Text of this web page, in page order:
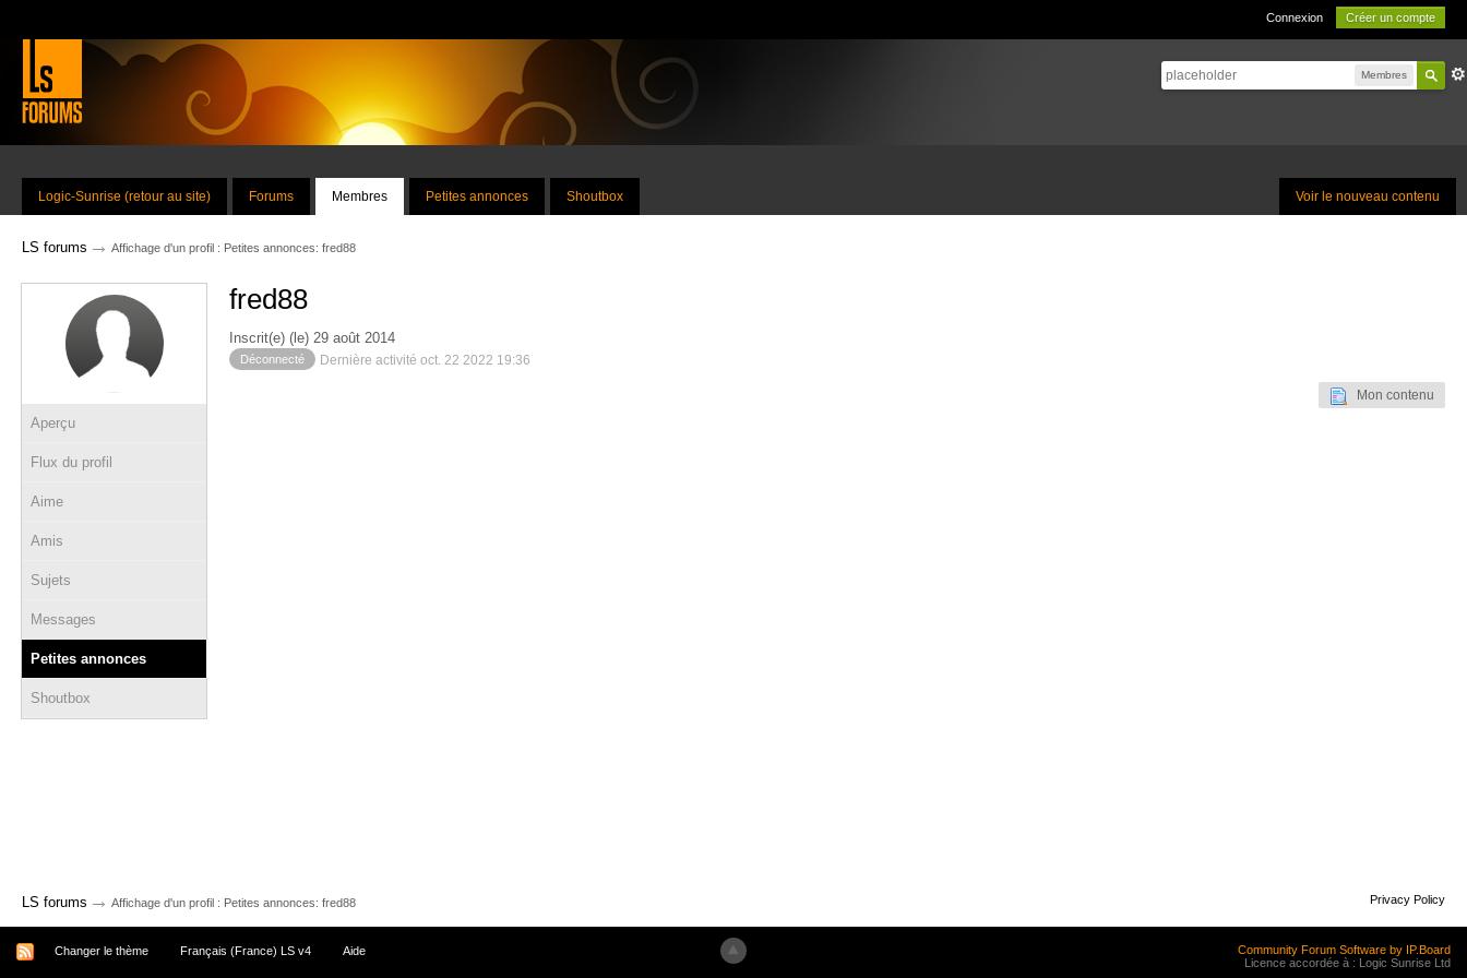
Connexion Créer un compte
Membres
Voir le nouveau contenu
Logic-Sunrise (retour au site) Forums Membres Petites annonces Shoutbox
LS forums → Affichage d'un profil : Petites annonces: fred88
Aperçu
Flux du profil
Aime
Amis
Sujets
Messages
Petites annonces
Shoutbox
fred88
Inscrit(e) (le) 29 août 2014
Déconnecté Dernière activité oct. 22 2022 19:36
Mon contenu
LS forums → Affichage d'un profil : Petites annonces: fred88 Privacy Policy
Changer le thème Français (France) LS v4 Aide
Community Forum Software by IP.Board
Licence accordée à : Logic Sunrise Ltd